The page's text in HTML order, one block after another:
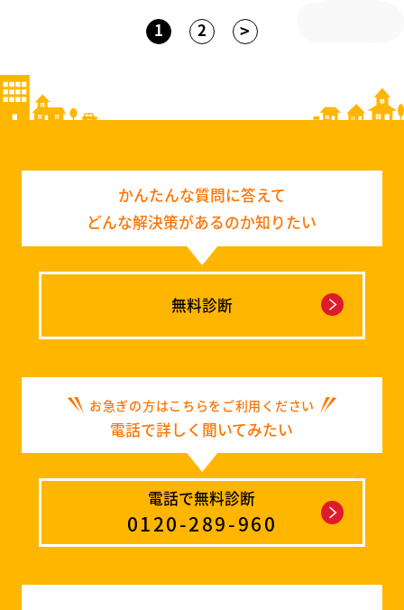
1 2 >
かんたんな質問に答えて
どんな解決策があるのか知りたい
無料診断
お急ぎの方はこちらをご利用ください
電話で詳しく聞いてみたい
電話で無料診断
0120-289-960